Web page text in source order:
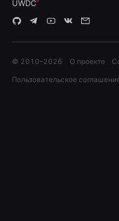
UWDC
© 2010–2026 О проекте
Пользовательское